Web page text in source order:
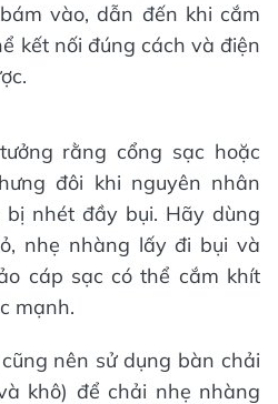
vào, dẫn đến khi cắm
kết nối đúng cách và điện
rằng cổng sạc hoặc
đôi khi nguyên nhân
nhét đầy bụi. Hãy dùng
nhẹ nhàng lấy đi bụi và
cáp sạc có thể cắm khít
mạnh.
nên sử dụng bàn chải
khô) để chải nhẹ nhàng